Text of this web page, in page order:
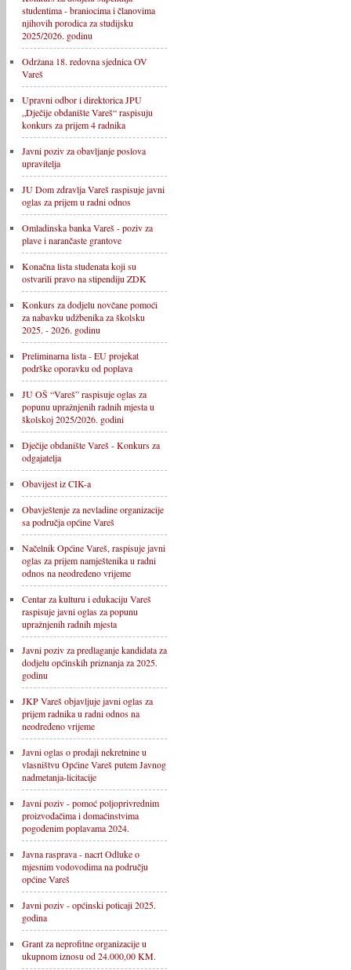
studentima - braniocima i članovima
njihovih porodica za studijsku
2025/2026. godinu
Održana 18. redovna sjednica OV
Vareš
Upravni odbor i direktorica JPU
„Dječije obdanište Vareš“ raspisuju
konkurs za prijem 4 radnika
Javni poziv za obavljanje poslova
upravitelja
JU Dom zdravlja Vareš raspisuje javni
oglas za prijem u radni odnos
Omladinska banka Vareš - poziv za
plave i narančaste grantove
Konačna lista studenata koji su
ostvarili pravo na stipendiju ZDK
Konkurs za dodjelu novčane pomoći
za nabavku udžbenika za školsku
2025. - 2026. godinu
Preliminarna lista - EU projekat
podrške oporavku od poplava
JU OŠ “Vareš” raspisuje oglas za
popunu upražnjenih radnih mjesta u
školskoj 2025/2026. godini
Dječije obdanište Vareš - Konkurs za
odgajatelja
Obavijest iz CIK-a
Obavještenje za nevladine organizacije
sa područja općine Vareš
Načelnik Općine Vareš, raspisuje javni
oglas za prijem namještenika u radni
odnos na neodređeno vrijeme
Centar za kulturu i edukaciju Vareš
raspisuje javni oglas za popunu
upražnjenih radnih mjesta
Javni poziv za predlaganje kandidata za
dodjelu općinskih priznanja za 2025.
godinu
JKP Vareš objavljuje javni oglas za
prijem radnika u radni odnos na
neodređeno vrijeme
Javni oglas o prodaji nekretnine u
vlasništvu Općine Vareš putem Javnog
nadmetanja-licitacije
Javni poziv - pomoć poljoprivrednim
proizvođačima i domaćinstvima
pogođenim poplavama 2024.
Javna rasprava - nacrt Odluke o
mjesnim vodovodima na području
općine Vareš
Javni poziv - općinski poticaji 2025.
godina
Grant za neprofitne organizacije u
ukupnom iznosu od 24.000,00 KM.